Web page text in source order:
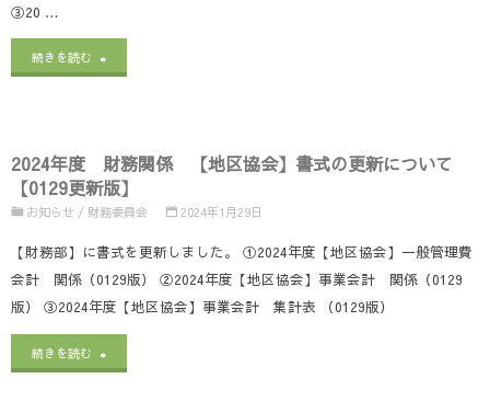
新
い
て
【0203
新
版】"
区
書
式
の
新
に
③20 …
続きを読む "2024
財
務
関
係
2024年度 財務関係 【地区協会】書式の更新について
【0129更新版】
お知らせ / 財務委員会 2024年1月29日
【財務部】に書式を更新しました。 ①2024年度【地区協会】一般管理費
会計 関係（0129版） ②2024年度【地区協会】事業会計 関係（0129
版） ③2024年度【地区協会】事業会計 集計表 （0129版）
続きを読む "2024